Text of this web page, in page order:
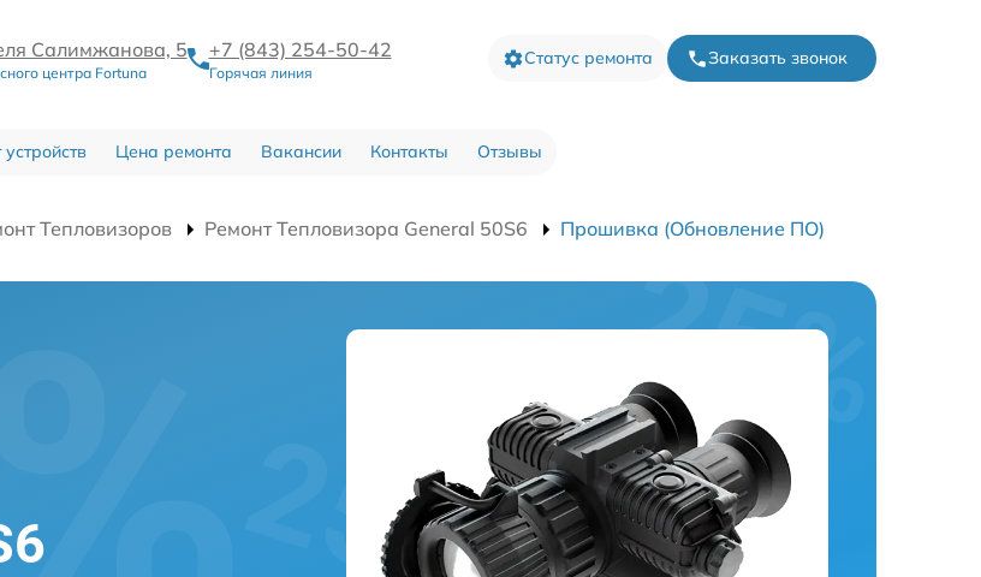
Салимжанова, 5
центра Fortuna
+7 (843) 254-50-42
Горячая линия
Статус ремонта Заказать звонок
Цена ремонта Вакансии Контакты Отзывы
Тепловизоров Ремонт Тепловизора General 50S6 Прошивка (Обновление ПО)